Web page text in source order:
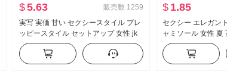
$5.63 販売数 1259
実写 実価 甘い セクシースタイル プレ
ッピースタイル セットアップ 女性 jk
制服 フェイクレイヤード 純 欲 トップ
ス ハーフ スカートパンツ ツーピース
セット
$ 1.85
セクシー エレガン
ャミソール 女性 夏
ブ 内 かける 不規
スリット トップス